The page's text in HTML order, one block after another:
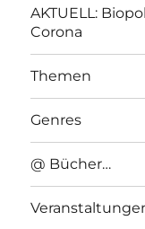
AKTUELL:
Corona
Themen
Genres
@ Bücher…